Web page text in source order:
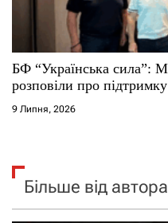
БФ “Українська сила”:
розповіли про
9 Липня, 2026
Більше від автора